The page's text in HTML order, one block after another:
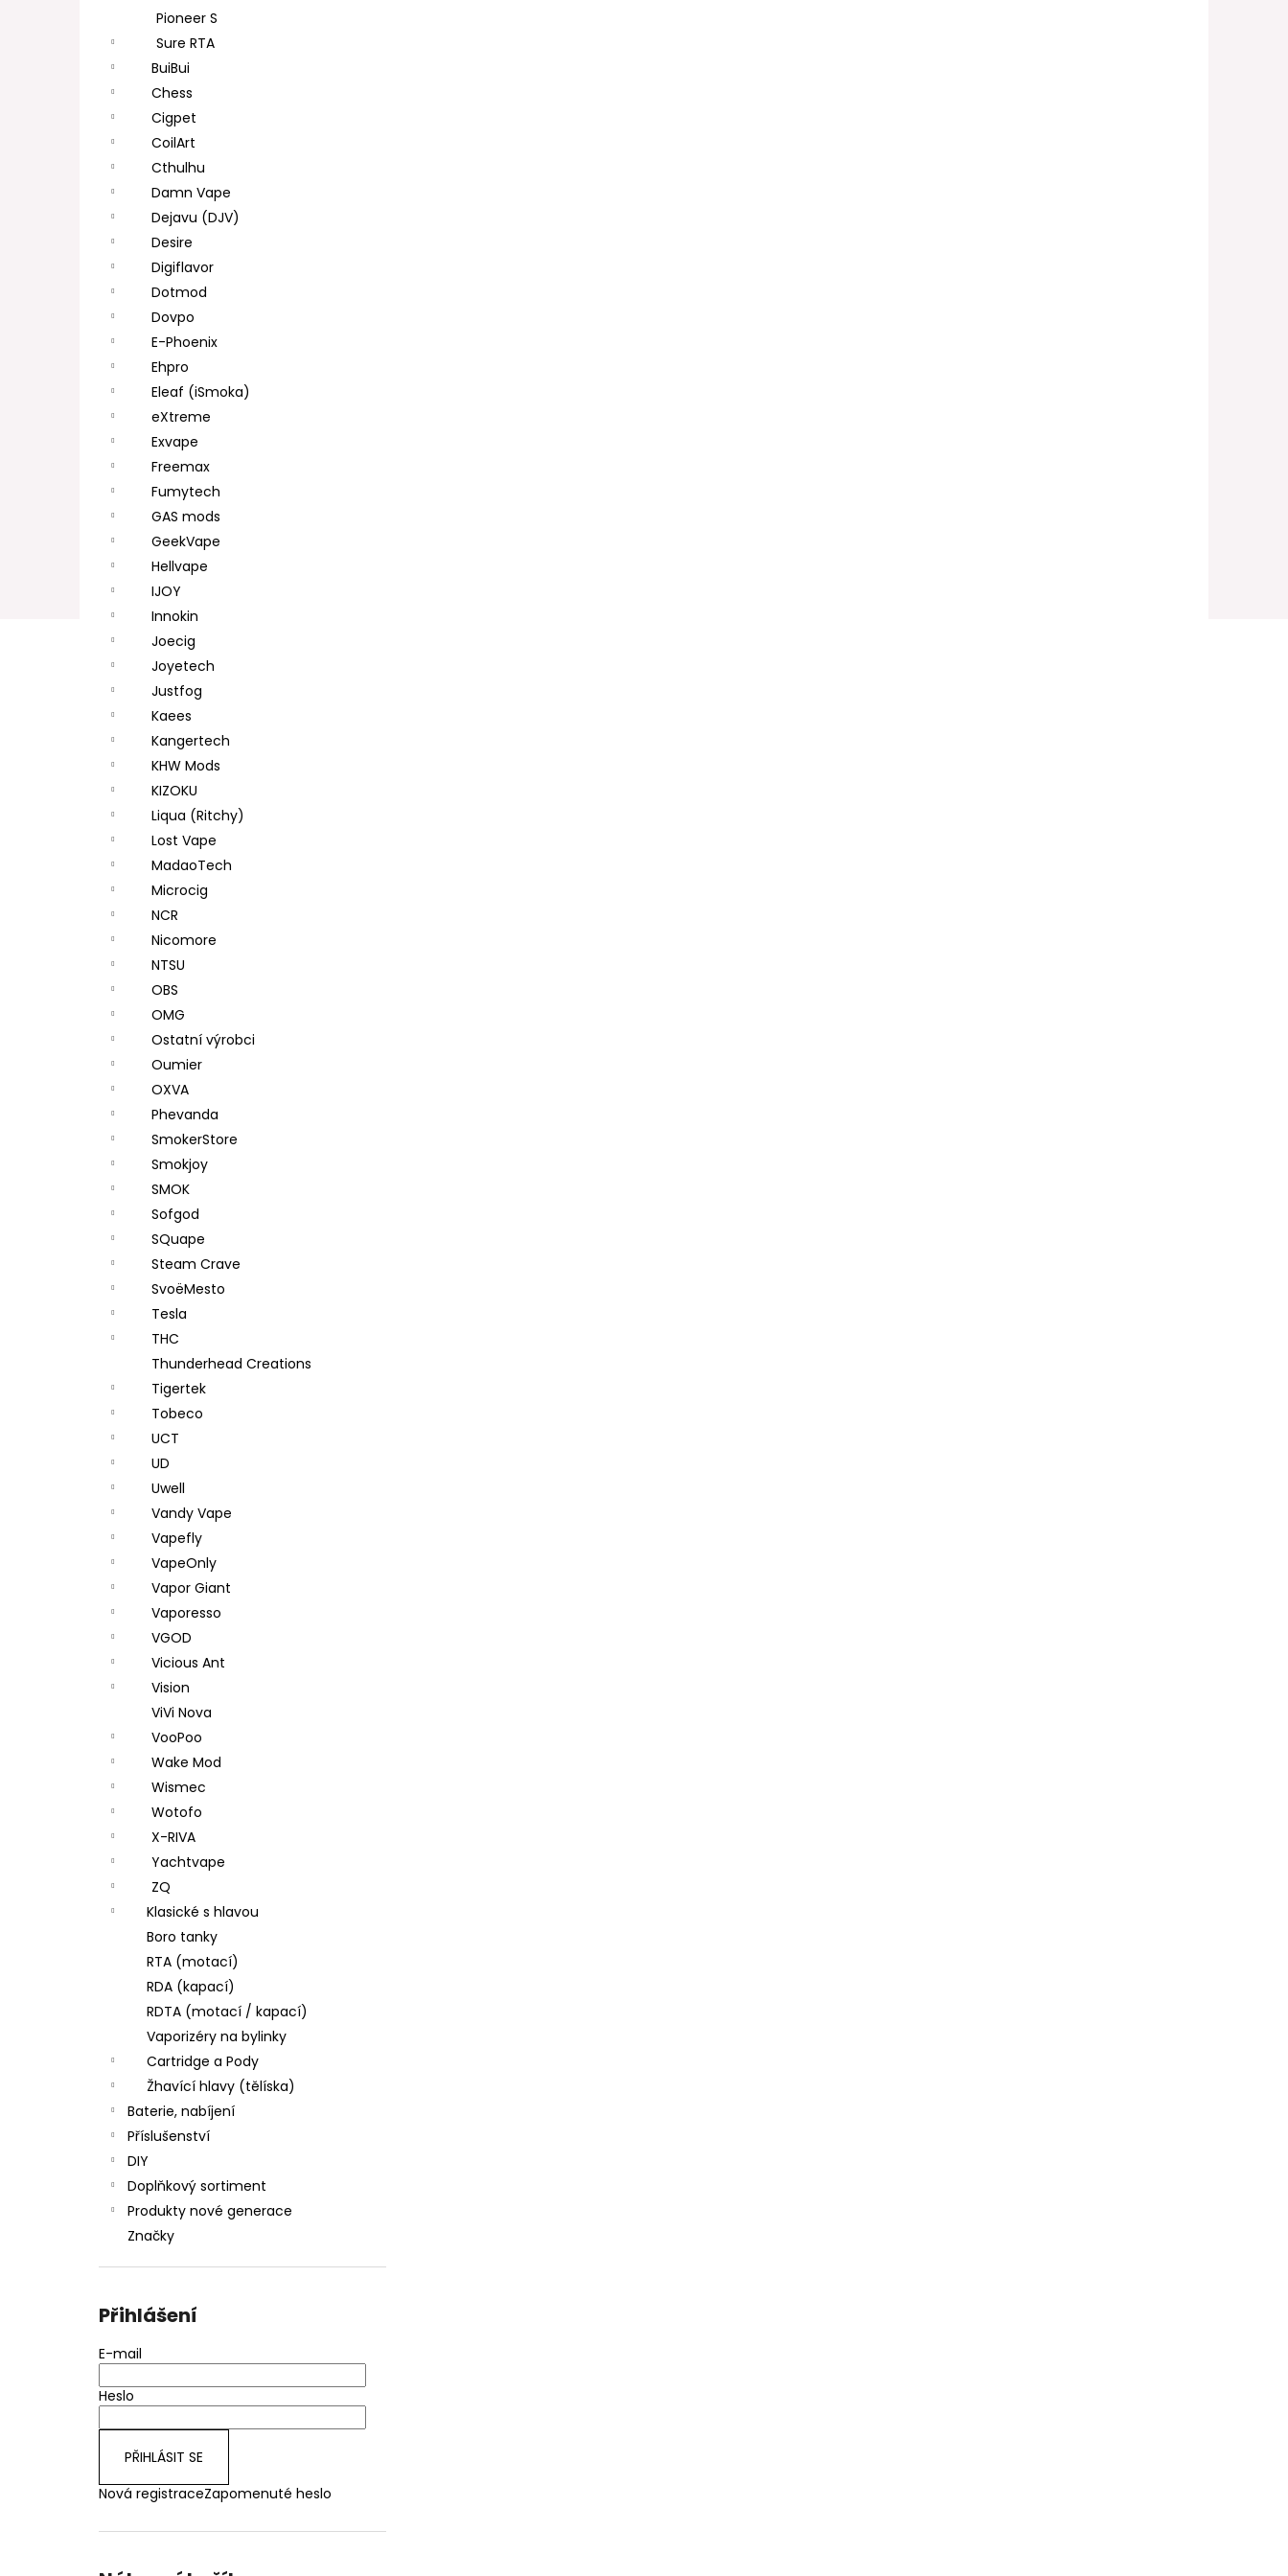
Pioneer S
Sure RTA
BuiBui
Chess
Cigpet
CoilArt
Cthulhu
Damn Vape
Dejavu (DJV)
Desire
Digiflavor
Dotmod
Dovpo
E-Phoenix
Ehpro
Eleaf (iSmoka)
eXtreme
Exvape
Freemax
Fumytech
GAS mods
GeekVape
Hellvape
IJOY
Innokin
Joecig
Joyetech
Justfog
Kaees
Kangertech
KHW Mods
KIZOKU
Liqua (Ritchy)
Lost Vape
MadaoTech
Microcig
NCR
Nicomore
NTSU
OBS
OMG
Ostatní výrobci
Oumier
OXVA
Phevanda
SmokerStore
Smokjoy
SMOK
Sofgod
SQuape
Steam Crave
SvoëMesto
Tesla
THC
Thunderhead Creations
Tigertek
Tobeco
UCT
UD
Uwell
Vandy Vape
Vapefly
VapeOnly
Vapor Giant
Vaporesso
VGOD
Vicious Ant
Vision
ViVi Nova
VooPoo
Wake Mod
Wismec
Wotofo
X-RIVA
Yachtvape
ZQ
Klasické s hlavou
Boro tanky
RTA (motací)
RDA (kapací)
RDTA (motací / kapací)
Vaporizéry na bylinky
Cartridge a Pody
Žhavící hlavy (tělíska)
Baterie, nabíjení
Příslušenství
DIY
Doplňkový sortiment
Produkty nové generace
Značky
Přihlášení
E-mail
Heslo
PŘIHLÁSIT SE
Nová registraceZapomenuté heslo